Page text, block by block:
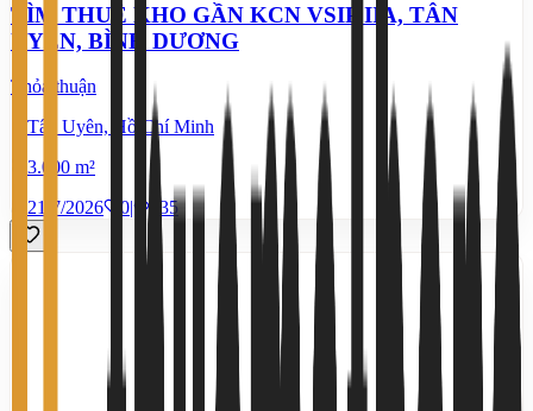
TÌM THUÊ KHO GẦN KCN VSIP IIA, TÂN
UYÊN, BÌNH DƯƠNG
Thỏa thuận
Tân Uyên, Hồ Chí Minh
3.000 m²
21/7/2026
0| 535